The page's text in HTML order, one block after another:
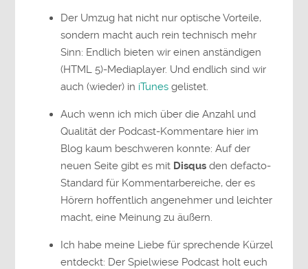
Der Umzug hat nicht nur optische Vorteile,
sondern macht auch rein technisch mehr
Sinn: Endlich bieten wir einen anständigen
(HTML 5)-Mediaplayer. Und endlich sind wir
auch (wieder) in iTunes gelistet.
Auch wenn ich mich über die Anzahl und
Qualität der Podcast-Kommentare hier im
Blog kaum beschweren konnte: Auf der
neuen Seite gibt es mit Disqusden defacto-
Standard für Kommentarbereiche, der es
Hörern hoffentlich angenehmer und leichter
macht, eine Meinung zu äußern.
Ich habe meine Liebe für sprechende Kürzel
entdeckt: Der Spielwiese Podcast holt euch